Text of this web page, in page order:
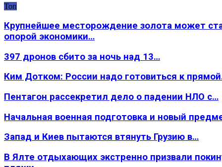
Топ
Крупнейшее месторождение золота может
опорой экономики…
397 дронов сбито за ночь над 13…
Ким Дотком: России надо готовиться к
Пентагон рассекретил дело о падении НЛО с…
Начальная военная подготовка и новый
Запад и Киев пытаются втянуть Грузию в…
В Ялте отдыхающих экстренно призвали